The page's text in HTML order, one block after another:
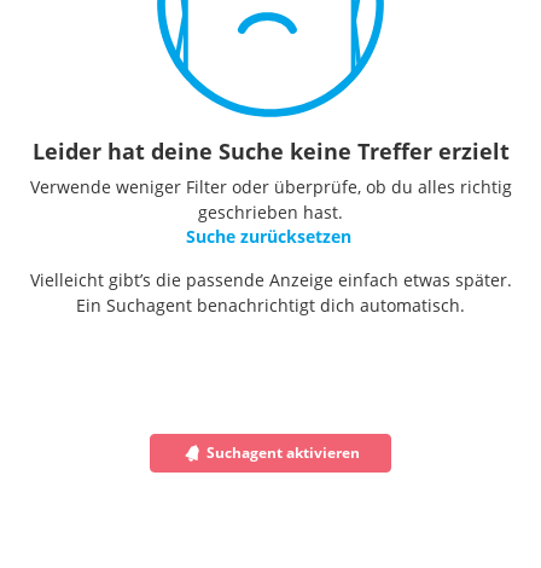
Leider hat deine Suche keine Treffer erzielt
Verwende weniger Filter oder überprüfe, ob du alles richtig
geschrieben hast.
Suche zurücksetzen
Vielleicht gibt’s die passende Anzeige einfach etwas später.
Ein Suchagent benachrichtigt dich automatisch.
Suchagent aktivieren